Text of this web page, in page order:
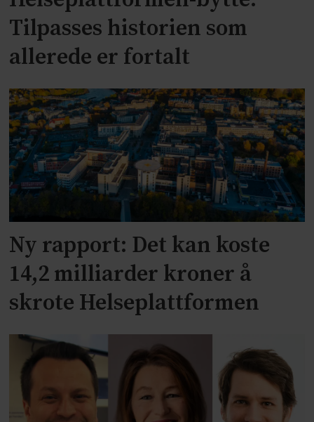
Tilpasses historien som
allerede er fortalt
Ny rapport: Det kan koste
14,2 milliarder kroner å
skrote Helseplattformen